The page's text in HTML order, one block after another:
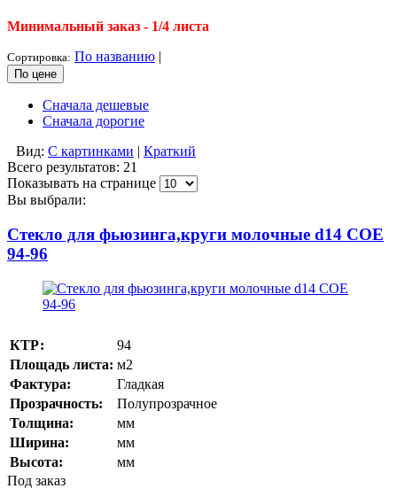
Минимальный заказ - 1/4 листа
Сортировка: По названию |
По цене
Сначала дешевые
Сначала дорогие
Вид: С картинками | Краткий
Всего результатов: 21
Показывать на странице
Вы выбрали:
Стекло для фьюзинга,круги молочные d14 COE
94-96
КТР:
94
Площадь листа: м2
Фактура:
Гладкая
Прозрачность:
Полупрозрачное
Толщина:
мм
Ширина:
мм
Высота:
мм
Под заказ